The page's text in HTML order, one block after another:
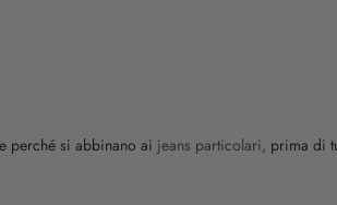
perché si abbinano ai jeans particolari, prima di